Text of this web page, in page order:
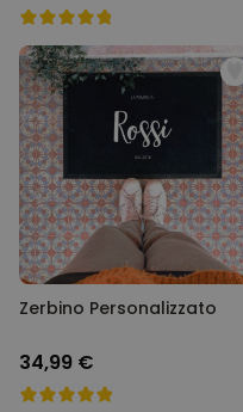
Zerbino Personalizzato
34,99 €